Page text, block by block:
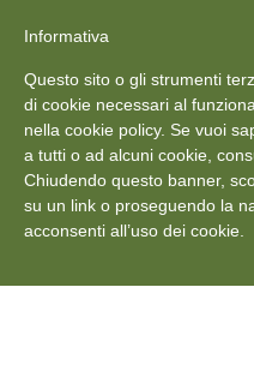
+39 011 18867102
Aceper
Vedi: Protezione dei
Informativa
Questo sito o gli strumenti
di cookie necessari al
nella cookie policy. Se vuoi
a tutti o ad alcuni cookie,
Chiudendo questo banner,
su un link o proseguendo la
acconsenti all’uso dei cookie.